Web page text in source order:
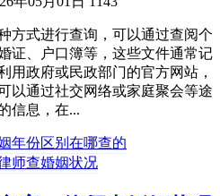
方式进行查询，可以通过查阅个
证、户口簿等，这些文件通常记
用政府或民政部门的官方网站，
以通过社交网络或家庭聚会等途
信息，在...